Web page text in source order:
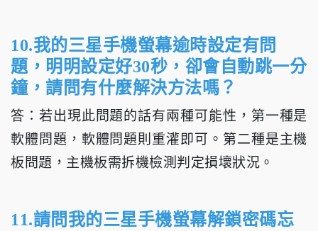
10.我的三星手機螢幕逾時設定有問
題，明明設定好30秒，卻會自動跳一分
鐘，請問有什麼解決方法嗎？
答：若出現此問題的話有兩種可能性，第一種是
軟體問題，軟體問題則重灌即可。第二種是主機
板問題，主機板需拆機檢測判定損壞狀況。
11.請問我的三星手機螢幕解鎖密碼忘